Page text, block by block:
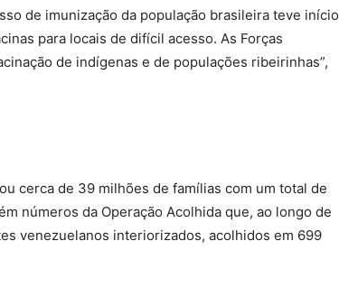
de imunização da população brasileira teve início
para locais de difícil acesso. As Forças
de indígenas e de populações ribeirinhas”,
cerca de 39 milhões de famílias com um total de
números da Operação Acolhida que, ao longo de
venezuelanos interiorizados, acolhidos em 699